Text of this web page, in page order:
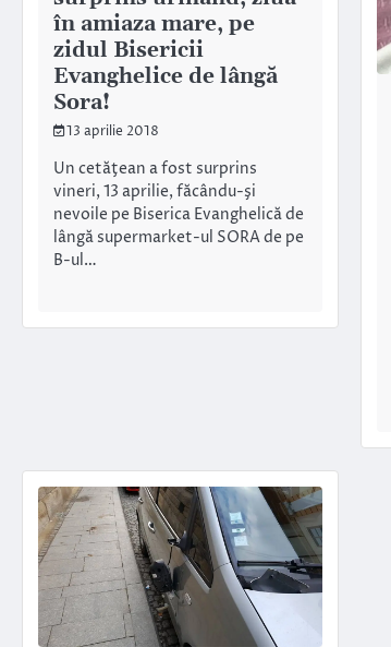
în amiaza mare, pe
zidul Bisericii
Evanghelice de lângă
Sora!
13 aprilie 2018
Un cetăţean a fost surprins
vineri, 13 aprilie, făcându-şi
nevoile pe Biserica Evanghelică de
lângă supermarket-ul SORA de pe
B-ul…